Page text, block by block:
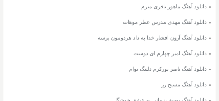
دانلود آهنگ ماهور باقری میرم
دانلود آهنگ مهدی مدرس عطر موهات
دانلود آهنگ آرون افشار خدا به داد هردومون برسه
دانلود آهنگ امیر چهارم ای دوست
دانلود آهنگ ناصر پورکرم دلتنگ توام
دانلود آهنگ مسیح رز